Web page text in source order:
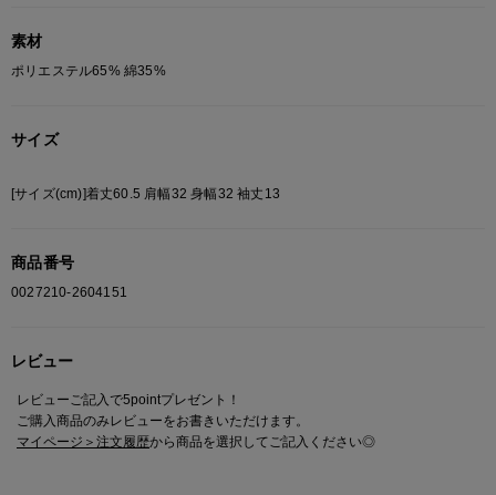
素材
ポリエステル65% 綿35%
サイズ
[サイズ(cm)]着丈60.5 肩幅32 身幅32 袖丈13
商品番号
0027210-2604151
レビュー
レビューご記入で5pointプレゼント！
ご購入商品のみレビューをお書きいただけます。
マイページ＞注文履歴から商品を選択してご記入ください◎